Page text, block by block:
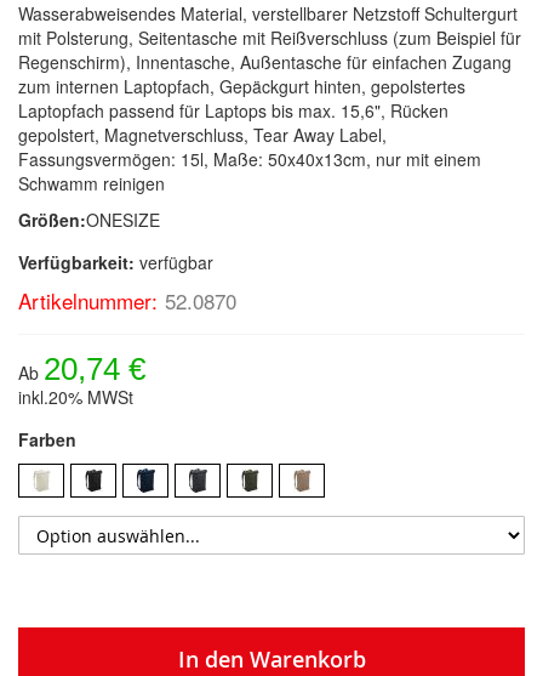
Wasserabweisendes Material, verstellbarer Netzstoff Schultergurt
mit Polsterung, Seitentasche mit Reißverschluss (zum Beispiel für
Regenschirm), Innentasche, Außentasche für einfachen Zugang
zum internen Laptopfach, Gepäckgurt hinten, gepolstertes
Laptopfach passend für Laptops bis max. 15,6", Rücken
gepolstert, Magnetverschluss, Tear Away Label,
Fassungsvermögen: 15l, Maße: 50x40x13cm, nur mit einem
Schwamm reinigen
Größen:ONESIZE
Verfügbarkeit: verfügbar
Artikelnummer: 52.0870
Ab 20,74 €
inkl.20% MWSt
Farben
In den Warenkorb